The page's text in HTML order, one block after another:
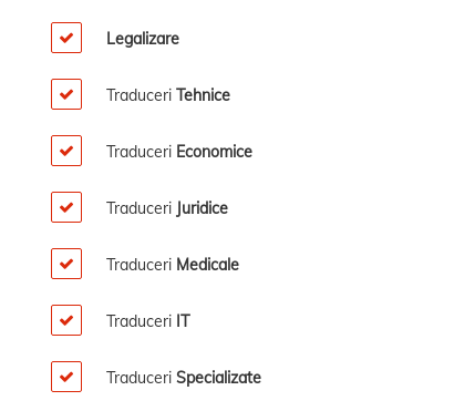
Legalizare
Traduceri Tehnice
Traduceri Economice
Traduceri Juridice
Traduceri Medicale
Traduceri IT
Traduceri Specializate